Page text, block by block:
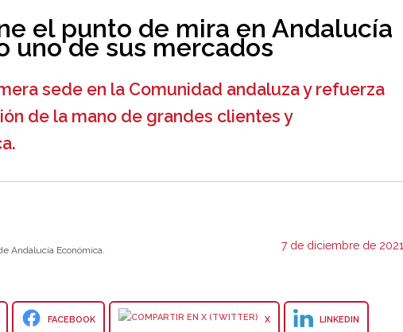
el punto de mira en Andalucía
uno de sus mercados
sede en la Comunidad andaluza y refuerza
de la mano de grandes clientes y
Andalucía Económica. 7 de diciembre de 2021
FACEBOOK X LINKEDIN